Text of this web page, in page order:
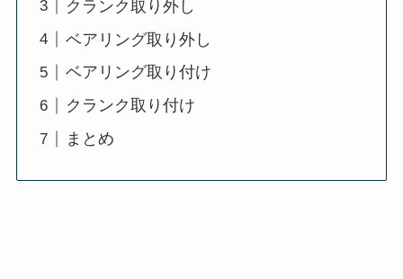
クランク取り外し
ベアリング取り外し
ベアリング取り付け
クランク取り付け
まとめ